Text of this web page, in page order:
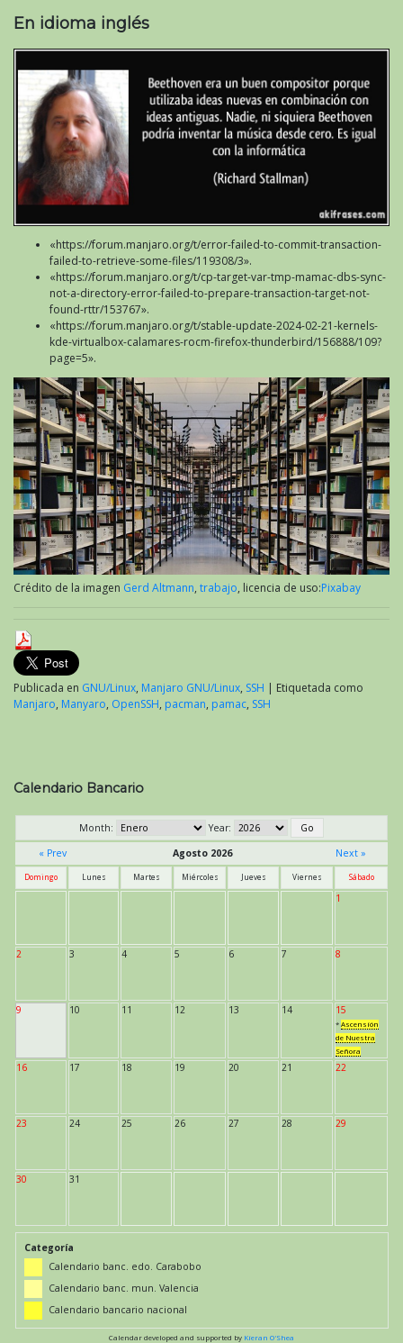
En idioma inglés
«https://forum.manjaro.org/t/error-failed-to-commit-transaction-
failed-to-retrieve-some-files/119308/3».
«https://forum.manjaro.org/t/cp-target-var-tmp-mamac-dbs-sync-
not-a-directory-error-failed-to-prepare-transaction-target-not-
found-rttr/153767».
«https://forum.manjaro.org/t/stable-update-2024-02-21-kernels-
kde-virtualbox-calamares-rocm-firefox-thunderbird/156888/109?
page=5».
Crédito de la imagen Gerd Altmann, trabajo, licencia de uso:Pixabay
Publicada en GNU/Linux, Manjaro GNU/Linux, SSH | Etiquetada como
Manjaro, Manyaro, OpenSSH, pacman, pamac, SSH
Calendario Bancario
Month:
Year:
« Prev
Agosto 2026 Next »
Domingo Lunes Martes Miércoles Jueves Viernes Sábado
1
2 3 4 5 6 7 8
9 10 11 12 13 14 15
* Ascensión
de Nuestra
Señora
16 17 18 19 20 21 22
23 24 25 26 27 28 29
30 31
Categoría
Calendario banc. edo. Carabobo
Calendario banc. mun. Valencia
Calendario bancario nacional
Calendar developed and supported by Kieran O'Shea